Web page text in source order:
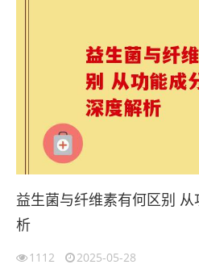
益生菌与纤维素有何区别
析
1112 2025-05-28